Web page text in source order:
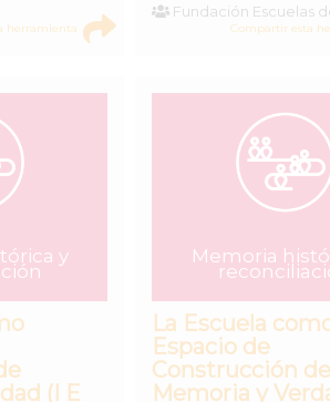
herramienta
Fundación Escuelas
Compartir esta
y
(I E
Memoria
La Escuela
Espacio de
Construcción de
Memoria y